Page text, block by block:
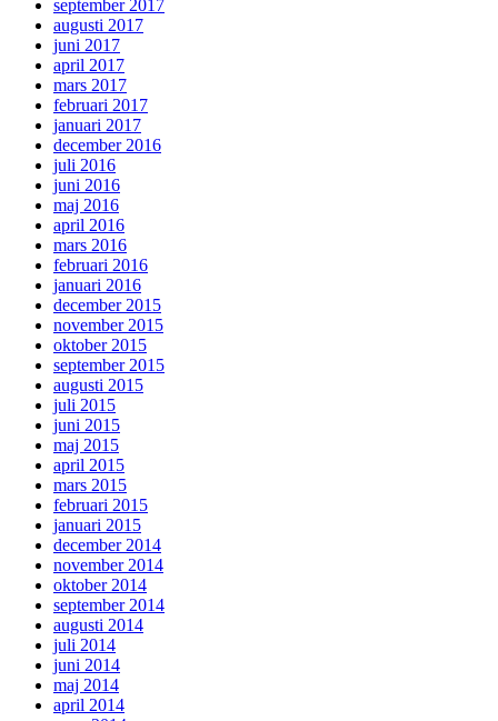
september 2017
augusti 2017
juni 2017
april 2017
mars 2017
februari 2017
januari 2017
december 2016
juli 2016
juni 2016
maj 2016
april 2016
mars 2016
februari 2016
januari 2016
december 2015
november 2015
oktober 2015
september 2015
augusti 2015
juli 2015
juni 2015
maj 2015
april 2015
mars 2015
februari 2015
januari 2015
december 2014
november 2014
oktober 2014
september 2014
augusti 2014
juli 2014
juni 2014
maj 2014
april 2014